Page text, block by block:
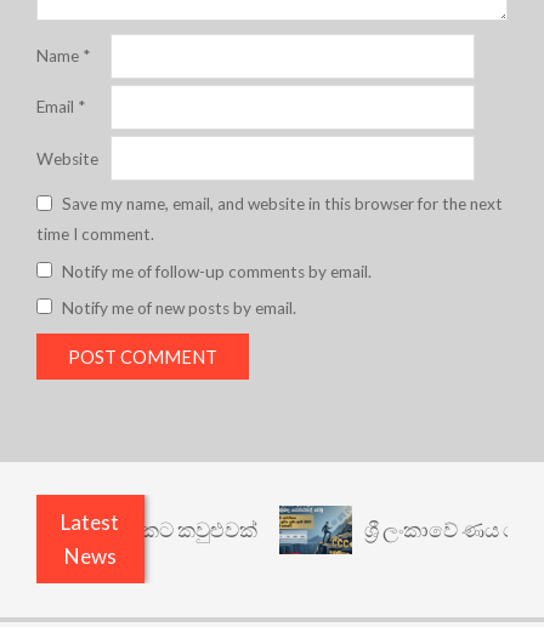
Name *
Email *
Website
Save my name, email, and website in this browser for the next
time I comment.
Notify me of follow-up comments by email.
Notify me of new posts by email.
Latest
News
යථාර්ථයකට කවුළුවක් ශ්‍රී ලංකාවේ ණය